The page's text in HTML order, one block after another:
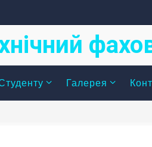
Галерея